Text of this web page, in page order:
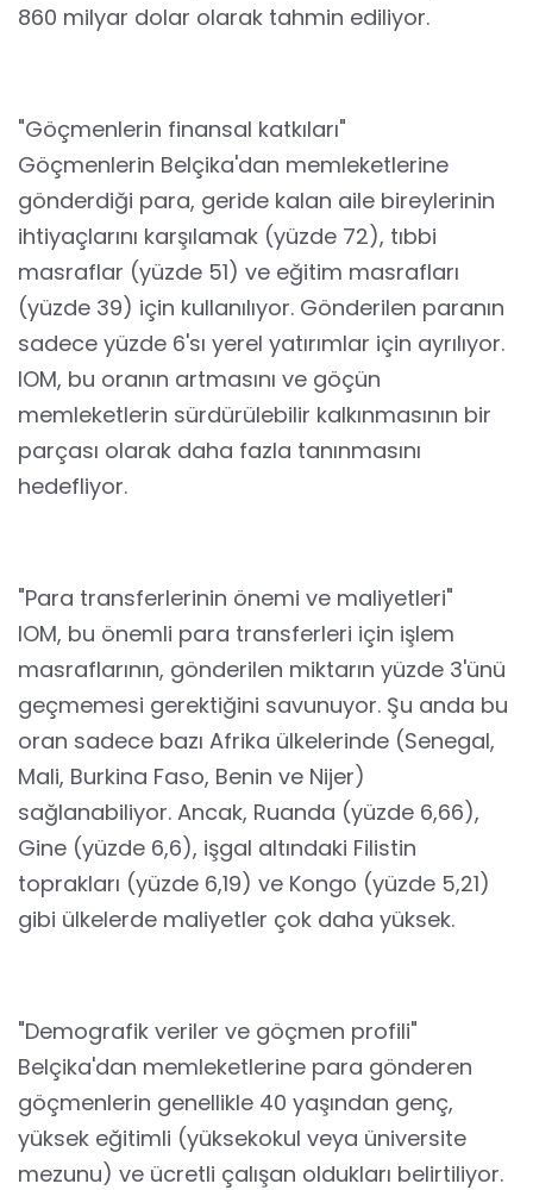
860 milyar dolar olarak tahmin ediliyor.
"Göçmenlerin finansal katkıları"
Göçmenlerin Belçika'dan memleketlerine
gönderdiği para, geride kalan aile bireylerinin
ihtiyaçlarını karşılamak (yüzde 72), tıbbi
masraflar (yüzde 51) ve eğitim masrafları
(yüzde 39) için kullanılıyor. Gönderilen paranın
sadece yüzde 6'sı yerel yatırımlar için ayrılıyor.
IOM, bu oranın artmasını ve göçün
memleketlerin sürdürülebilir kalkınmasının bir
parçası olarak daha fazla tanınmasını
hedefliyor.
"Para transferlerinin önemi ve maliyetleri"
IOM, bu önemli para transferleri için işlem
masraflarının, gönderilen miktarın yüzde 3'ünü
geçmemesi gerektiğini savunuyor. Şu anda bu
oran sadece bazı Afrika ülkelerinde (Senegal,
Mali, Burkina Faso, Benin ve Nijer)
sağlanabiliyor. Ancak, Ruanda (yüzde 6,66),
Gine (yüzde 6,6), işgal altındaki Filistin
toprakları (yüzde 6,19) ve Kongo (yüzde 5,21)
gibi ülkelerde maliyetler çok daha yüksek.
"Demografik veriler ve göçmen profili"
Belçika'dan memleketlerine para gönderen
göçmenlerin genellikle 40 yaşından genç,
yüksek eğitimli (yüksekokul veya üniversite
mezunu) ve ücretli çalışan oldukları belirtiliyor.